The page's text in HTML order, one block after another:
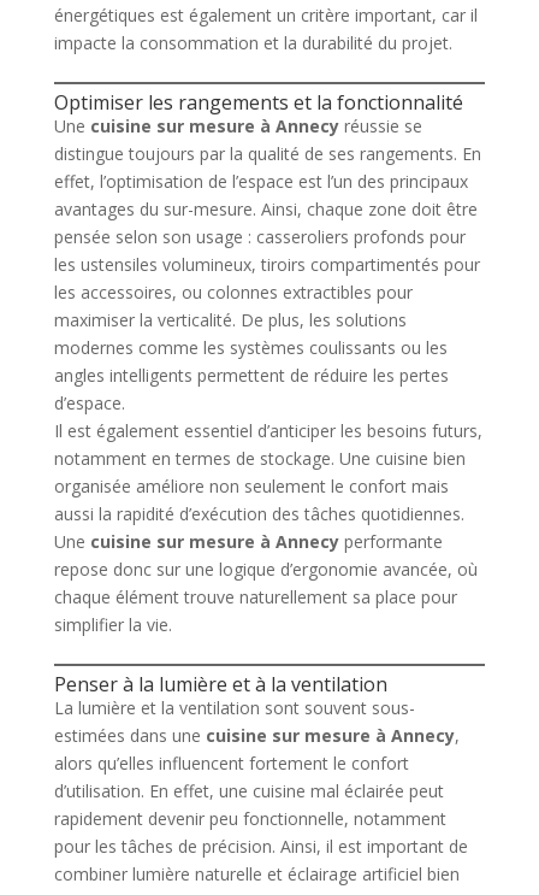
énergétiques est également un critère important, car il
impacte la consommation et la durabilité du projet.
Optimiser les rangements et la fonctionnalité
Une cuisine sur mesure à Annecyréussie se
distingue toujours par la qualité de ses rangements. En
effet, l’optimisation de l’espace est l’un des principaux
avantages du sur-mesure. Ainsi, chaque zone doit être
pensée selon son usage : casseroliers profonds pour
les ustensiles volumineux, tiroirs compartimentés pour
les accessoires, ou colonnes extractibles pour
maximiser la verticalité. De plus, les solutions
modernes comme les systèmes coulissants ou les
angles intelligents permettent de réduire les pertes
d’espace.
Il est également essentiel d’anticiper les besoins futurs,
notamment en termes de stockage. Une cuisine bien
organisée améliore non seulement le confort mais
aussi la rapidité d’exécution des tâches quotidiennes.
Une cuisine sur mesure à Annecyperformante
repose donc sur une logique d’ergonomie avancée, où
chaque élément trouve naturellement sa place pour
simplifier la vie.
Penser à la lumière et à la ventilation
La lumière et la ventilation sont souvent sous-
estimées dans une cuisine sur mesure à Annecy,
alors qu’elles influencent fortement le confort
d’utilisation. En effet, une cuisine mal éclairée peut
rapidement devenir peu fonctionnelle, notamment
pour les tâches de précision. Ainsi, il est important de
combiner lumière naturelle et éclairage artificiel bien